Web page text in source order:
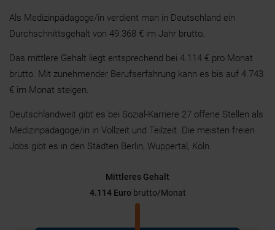
Als Medizinpädagoge/in verdient man in Deutschland ein
Durchschnittsgehalt von 49.368 € im Jahr brutto.
Das mittlere Gehalt liegt entsprechend bei 4.114 € pro Monat
brutto. Mit zunehmender Berufserfahrung kann es bis auf 4.743
€ im Monat steigen.
Deutschlandweit gibt es bei Sozial-Karriere 27 offene Stellen als
Medizinpädagoge/in in Vollzeit und Teilzeit. Die meisten freien
Jobs gibt es in den Städten Berlin, Wuppertal, Köln.
Mittleres Gehalt
4.114 Euro brutto/Monat